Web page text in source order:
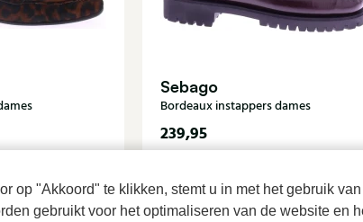
op "Akkoord" te klikken, stemt u in met het gebruik
gebruikt voor het optimaliseren van de website en
Sebago
Bordeaux instappers dames
239,95